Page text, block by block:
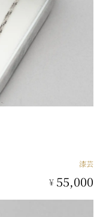
漆芸
¥ 55,000